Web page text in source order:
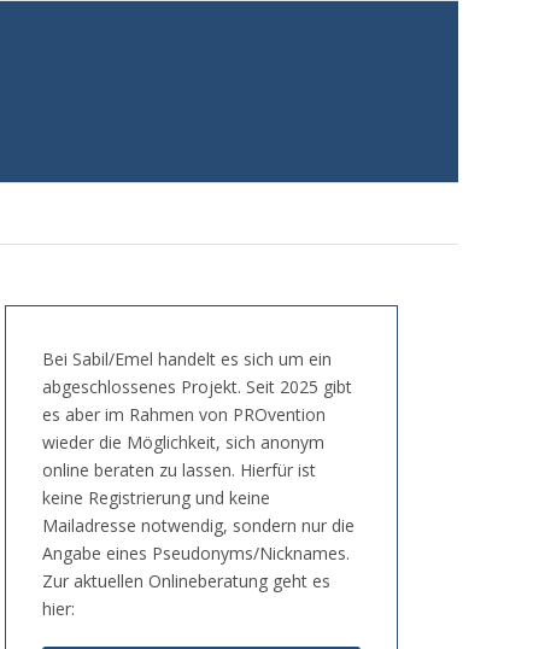
Bei Sabil/Emel handelt es sich um ein
abgeschlossenes Projekt. Seit 2025 gibt
es aber im Rahmen von PROvention
wieder die Möglichkeit, sich anonym
online beraten zu lassen. Hierfür ist
keine Registrierung und keine
Mailadresse notwendig, sondern nur die
Angabe eines Pseudonyms/Nicknames.
Zur aktuellen Onlineberatung geht es
hier: